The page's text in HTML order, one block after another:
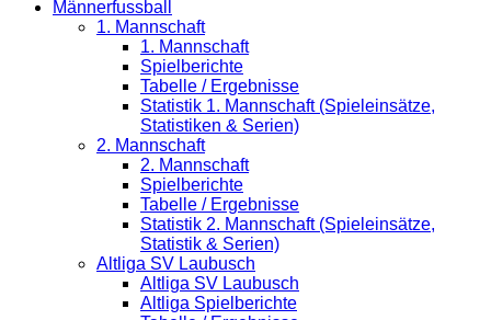
Männerfussball
1. Mannschaft
1. Mannschaft
Spielberichte
Tabelle / Ergebnisse
Statistik 1. Mannschaft (Spieleinsätze,
Statistiken & Serien)
2. Mannschaft
2. Mannschaft
Spielberichte
Tabelle / Ergebnisse
Statistik 2. Mannschaft (Spieleinsätze,
Statistik & Serien)
Altliga SV Laubusch
Altliga SV Laubusch
Altliga Spielberichte